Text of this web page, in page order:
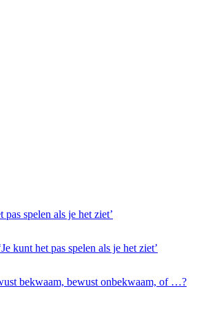
pas spelen als je het ziet’
kunt het pas spelen als je het ziet’
bekwaam, bewust onbekwaam, of …?